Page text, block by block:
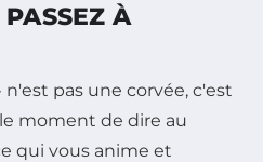
À
n'est pas une corvée, c'est
moment de dire au
qui vous anime et